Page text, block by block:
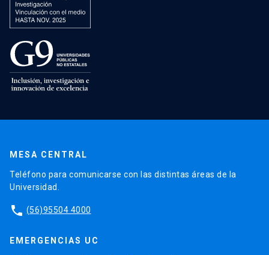
MESA CENTRAL
Teléfono para comunicarse con las distintas áreas de la
Universidad.
phone (56)95504 4000
EMERGENCIAS UC